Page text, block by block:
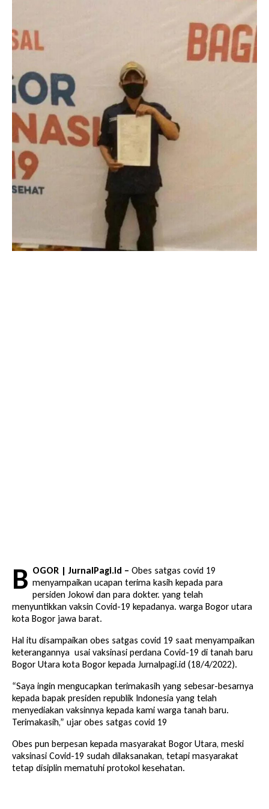
B OGOR | JurnalPagi.id – Obes satgas covid 19
menyampaikan ucapan terima kasih kepada para
persiden Jokowi dan para dokter. yang telah
menyuntikkan vaksin Covid-19 kepadanya. warga Bogor utara
kota Bogor jawa barat.
Hal itu disampaikan obes satgas covid 19 saat menyampaikan
keterangannya usai vaksinasi perdana Covid-19 di tanah baru
Bogor Utara kota Bogor kepada Jurnalpagi.id (18/4/2022).
“Saya ingin mengucapkan terimakasih yang sebesar-besarnya
kepada bapak presiden republik Indonesia yang telah
menyediakan vaksinnya kepada kami warga tanah baru.
Terimakasih,” ujar obes satgas covid 19
Obes pun berpesan kepada masyarakat Bogor Utara, meski
vaksinasi Covid-19 sudah dilaksanakan, tetapi masyarakat
tetap disiplin mematuhi protokol kesehatan.